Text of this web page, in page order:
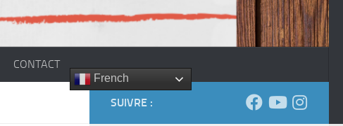
CONTACT
French
SUIVRE :